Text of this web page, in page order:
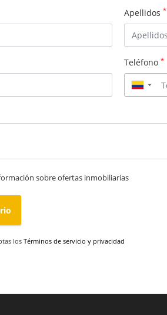
Apellidos *
Teléfono *
▼
sobre ofertas inmobiliarias
losTérminos de servicio y privacidad